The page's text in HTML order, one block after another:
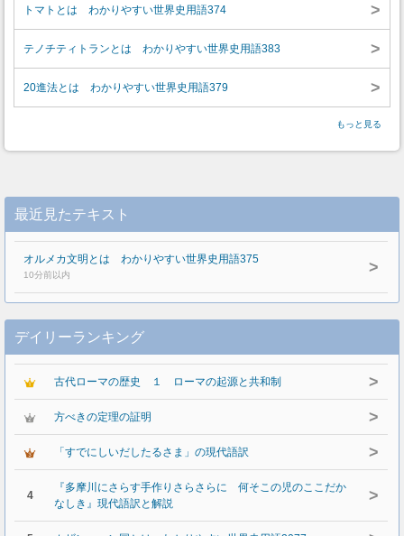
トマトとは わかりやすい世界史用語374 >
テノチティトランとは わかりやすい世界史用語383 >
20進法とは わかりやすい世界史用語379 >
もっと見る
最近見たテキスト
オルメカ文明とは わかりやすい世界史用語375
10分前以内 >
デイリーランキング
古代ローマの歴史 １ ローマの起源と共和制 >
方べきの定理の証明 >
「すでにしいだしたるさま」の現代語訳 >
4
『多摩川にさらす手作りさらさらに 何そこの児のここだか
なしき』現代語訳と解説
>